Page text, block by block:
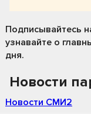
Подписывайтесь
узнавайте о
дня.
Новости
Новости СМИ2